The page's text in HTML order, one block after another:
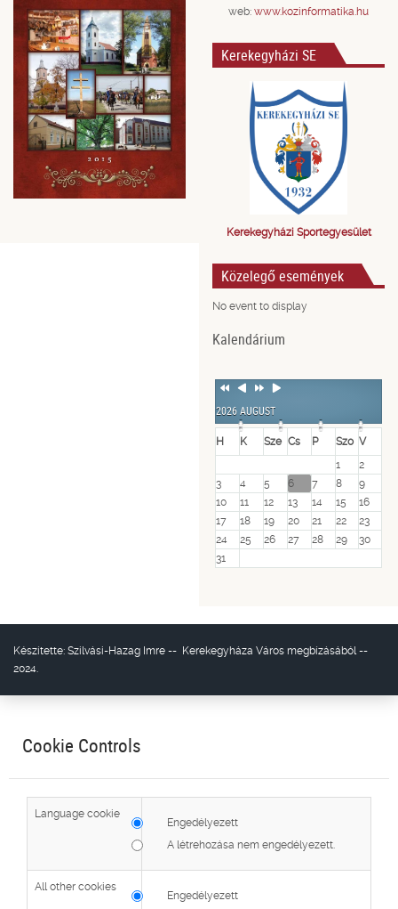
web: www.kozinformatika.hu
Kerekegyházi SE
Kerekegyházi Sportegyesület
Közelegő események
No event to display
Kalendárium
Previous
Previous
NextNext
2026 AUGUST
H K Sze Cs P Szo V
1
2
3
4 5 6 7 8
9
10
11 12 13 14 15
16
17
18 19 20 21 22
23
24
25 26 27 28 29
30
31
Készítette: Szilvási-Hazag Imre -- Kerekegyháza Város megbízásából --
2024.
Cookie Controls
Language cookie
Engedélyezett
A létrehozása nem engedélyezett.
All other cookies
Engedélyezett